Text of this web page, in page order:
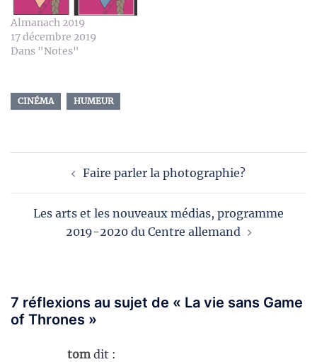
Almanach 2019
17 décembre 2019
Dans "Notes"
CINÉMA HUMEUR
d’article Faire parler la photographie?
Les arts et les nouveaux médias, programme
2019-2020 du Centre allemand
7 réflexions au sujet de « La vie sans Game
of Thrones »
tom dit :